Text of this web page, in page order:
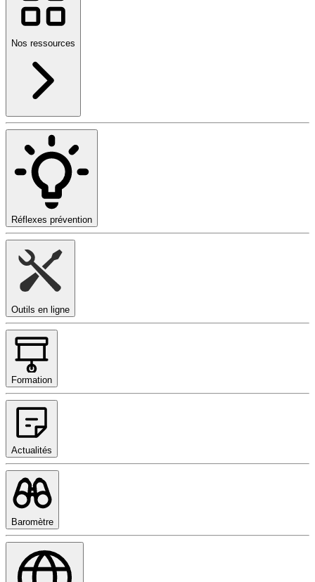
Nos ressources
Réflexes prévention
Outils en ligne
Formation
Actualités
Baromètre